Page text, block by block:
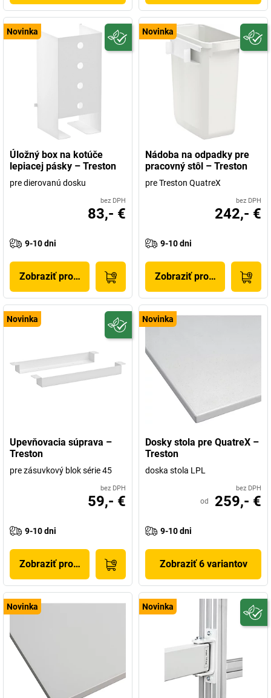
Novinka
Úložný box na kotúče
lepiacej pásky – Treston
pre dierovanú dosku
bez DPH
83,- €
9-10 dni
Zobraziť produkt
Novinka
Nádoba na odpadky pre
pracovný stôl – Treston
pre Treston QuatreX
bez DPH
242,- €
9-10 dni
Zobraziť produkt
Novinka
Upevňovacia súprava –
Treston
pre zásuvkový blok série 45
bez DPH
59,- €
9-10 dni
Zobraziť produkt
Novinka
Dosky stola pre QuatreX –
Treston
doska stola LPL
bez DPH
od 259,- €
9-10 dni
Zobraziť 6 variantov
Novinka Novinka